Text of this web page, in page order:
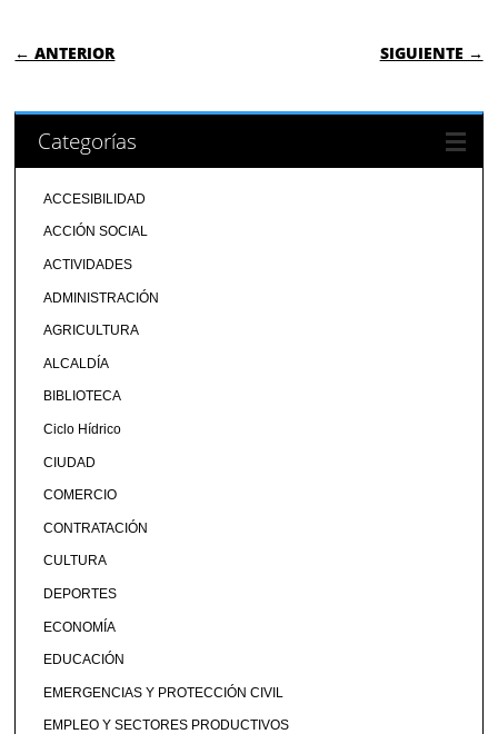
NAVEGACIÓN DE ENTRADAS
← ANTERIOR SIGUIENTE →
Categorías
ACCESIBILIDAD
ACCIÓN SOCIAL
ACTIVIDADES
ADMINISTRACIÓN
AGRICULTURA
ALCALDÍA
BIBLIOTECA
Ciclo Hídrico
CIUDAD
COMERCIO
CONTRATACIÓN
CULTURA
DEPORTES
ECONOMÍA
EDUCACIÓN
EMERGENCIAS Y PROTECCIÓN CIVIL
EMPLEO Y SECTORES PRODUCTIVOS